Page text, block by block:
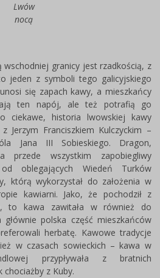
Lwów
nocą
wschodniej granicy jest rzadkością, z
jeden z symboli tego galicyjskiego
się zapach kawy, a mieszkańcy
ten napój, ale też potrafią go
ciekawe, historia lwowskiej kawy
Jerzym Franciszkiem Kulczyckim –
Jana III Sobieskiego. Dragon,
przede wszystkim zapobiegliwy
od oblegających Wiedeń Turków
którą wykorzystał do założenia w
kawiarni. Jako, że pochodził z
to kawa zawitała w również do
polska część mieszkańców
herbatę. Kawowe tradycje
w czasach sowieckich – kawa w
przypływała z bratnich
z Kuby.